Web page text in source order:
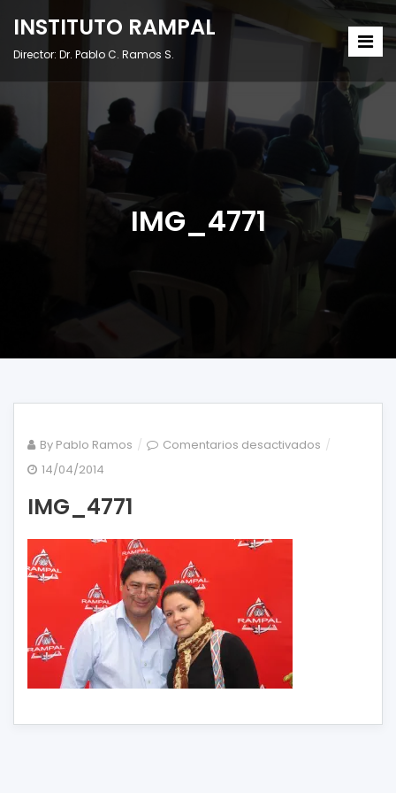
INSTITUTO RAMPAL
Director: Dr. Pablo C. Ramos S.
IMG_4771
By Pablo Ramos Comentarios desactivados en
14/04/2014
IMG_4771